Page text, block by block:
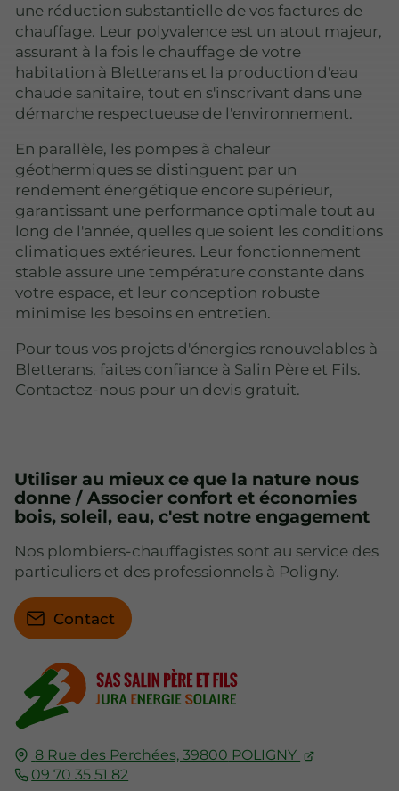
une réduction substantielle de vos factures de
chauffage. Leur polyvalence est un atout majeur,
assurant à la fois le chauffage de votre
habitation à Bletterans et la production d'eau
chaude sanitaire, tout en s'inscrivant dans une
démarche respectueuse de l'environnement.
En parallèle, les pompes à chaleur
géothermiques se distinguent par un
rendement énergétique encore supérieur,
garantissant une performance optimale tout au
long de l'année, quelles que soient les conditions
climatiques extérieures. Leur fonctionnement
stable assure une température constante dans
votre espace, et leur conception robuste
minimise les besoins en entretien.
Pour tous vos projets d'énergies renouvelables à
Bletterans, faites confiance à Salin Père et Fils.
Contactez-nous pour un devis gratuit.
8 Rue des Perchées,39800 POLIGNY
09 70 35 51 82
Utiliser au mieux ce que la nature nous
donne / Associer confort et économies
bois, soleil, eau, c'est notre engagement
Nos plombiers-chauffagistes sont au service des
particuliers et des professionnels à Poligny.
Contact